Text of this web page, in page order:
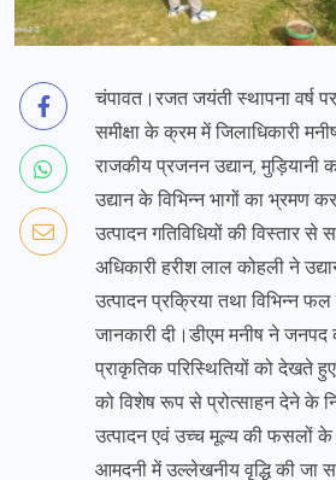
चंपावत।रजत जयंती स्थापना वर्ष
समीक्षा के क्रम में जिलाधिकारी
राजकीय प्रजनन उद्यान, मुड़ियानी
उद्यान के विभिन्न भागों का भ्रमण
उत्पादन गतिविधियों की विस्तार से
अधिकारी हरीश लाल कोहली ने
उत्पादन प्रक्रिया तथा विभिन्न
जानकारी दी।डीएम मनीष ने
प्राकृतिक परिस्थितियों को देखते
को विशेष रूप से प्रोत्साहन देने के
उत्पादन एवं उच्च मूल्य की फसलों के
आमदनी में उल्लेखनीय वृद्धि की जा